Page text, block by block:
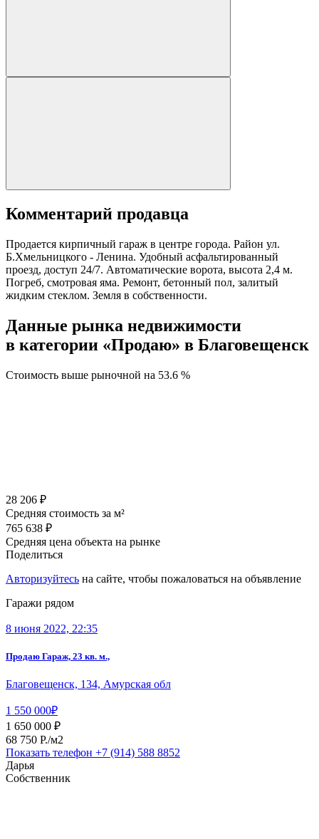
Комментарий продавца
Продается кирпичный гараж в центре города. Район ул.
Б.Хмельницкого - Ленина. Удобный асфальтированный
проезд, доступ 24/7. Автоматические ворота, высота 2,4 м.
Погреб, смотровая яма. Ремонт, бетонный пол, залитый
жидким стеклом. Земля в собственности.
Данные рынка недвижимости
в категории «Продаю» в Благовещенск
Стоимость выше рыночной на 53.6 %
28 206 ₽
Средняя стоимость за м²
765 638 ₽
Средняя цена объекта на рынке
Поделиться
Авторизуйтесь на сайте, чтобы пожаловаться на объявление
Гаражи рядом
8 июня 2022, 22:35
Продаю Гараж, 23 кв. м.,
Благовещенск, 134, Амурская обл
1 550 000₽
1 650 000 ₽
68 750 P./м2
Показать телефон +7 (914) 588 8852
Дарья
Собственник